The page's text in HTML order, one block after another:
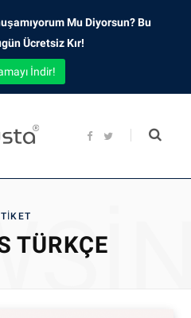
F
b
t
TÜRKÇE
Mu Diyorsun? Bu
Ücretsiz Kır!
İndir!